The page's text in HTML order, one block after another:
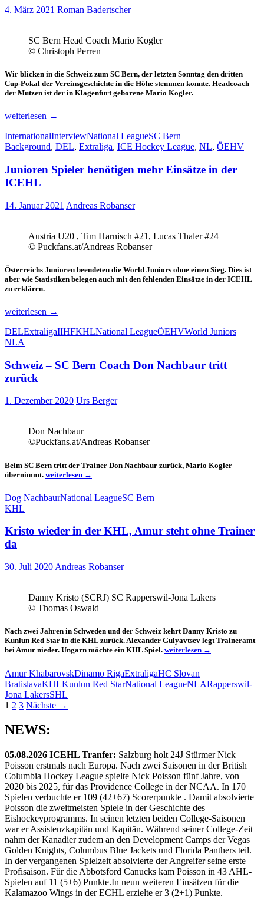
4. März 2021 Roman Badertscher
SC Bern Head Coach Mario Kogler
© Christoph Perren
Wir blicken in die Schweiz zum SC Bern, der letzten Sonntag den dritten
Cup-Pokal der Vereinsgeschichte in die Höhe stemmen konnte. Headcoach
der Mutzen ist der in Klagenfurt geborene Mario Kogler.
Mario
über
das
in
Österreich
und
der
Schweiz
weiterlesen →
InternationalInterviewNational LeagueSC Bern
Background, DEL, Extraliga, ICE Hockey League, NL, ÖEHV
Junioren Spieler benötigen mehr Einsätze in der
ICEHL
14. Januar 2021 Andreas Robanser
Austria U20 , Tim Harnisch #21, Lucas Thaler #24
© Puckfans.at/Andreas Robanser
Österreichs Junioren beendeten die World Juniors ohne einen Sieg. Dies ist
aber wie Statistiken belegen auch mit den fehlenden Einsätze in der ICEHL
zu erklären.
Junioren
benötigen
mehr
in
der
ICEHL
weiterlesen →
DELExtraligaIIHFKHLNational LeagueÖEHVWorld Juniors
NLA
Schweiz – SC Bern Coach Don Nachbaur tritt
zurück
1. Dezember 2020 Urs Berger
Don Nachbaur
©Puckfans.at/Andreas Robanser
Beim SC Bern tritt der Trainer Don Nachbaur zurück, Mario Kogler
übernimmt. Schweiz
SC
Bern
Nachbaur
weiterlesen →
Dog NachbaurNational LeagueSC Bern
KHL
Kristo wieder in der KHL, Amur steht ohne Trainer
da
30. Juli 2020 Andreas Robanser
Danny Kristo (SCRJ) SC Rapperswil-Jona Lakers
© Thomas Oswald
Nach zwei Jahren in Schweden und der Schweiz kehrt Danny Kristo zu
Kunlun Red Star in die KHL zurück. Alexander Gulyavtsev legt Traineramt
bei Amur nieder. Ungarn möchte ein KHL Spiel. Kristo
in
der
KHL,
weiterlesen →
Amur KhabarovskDinamo RigaExtraligaHC Slovan
BratislavaKHLKunlun Red StarNational LeagueNLARapperswil-
Jona LakersSHL
Beitragsnavigation
1 2 3 Nächste →
NEWS:
05.08.2026 ICEHL Tranfer: Salzburg holt 24J Stürmer Nick
Poisson erstmals nach Europa. Nach zwei Saisonen in der British
Columbia Hockey League spielte Nick Poisson fünf Jahre, von
2020 bis 2025, für das Providence College in der NCAA. In 170
Spielen verbuchte er 109 (42+67) Scorerpunkte . Damit absolvierte
Poisson die zweitmeisten Spiele in der Geschichte des
Eishockeyprogramms. In seinen letzten beiden College-Saisonen
war er Assistenzkapitän und Kapitän. Während seiner College-Zeit
nahm der Kanadier zudem an den Development Camps der Vegas
Golden Knights, Columbus Blue Jackets und Florida Panthers teil.
In der vergangenen Spielzeit absolvierte der Angreifer seine erste
Profisaison. Für die Abbotsford Canucks kam Poisson in 43 AHL-
Spielen auf 11 (5+6) Punkte.In neun weiteren Einsätzen für die
Kalamazoo Wings in der ECHL erzielte er 3 (2+1) Punkte.